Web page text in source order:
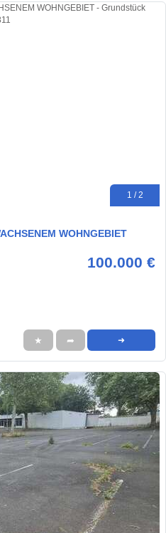
1 / 2
WOHNGEBIET
100.000 €
★ ➦ ➜